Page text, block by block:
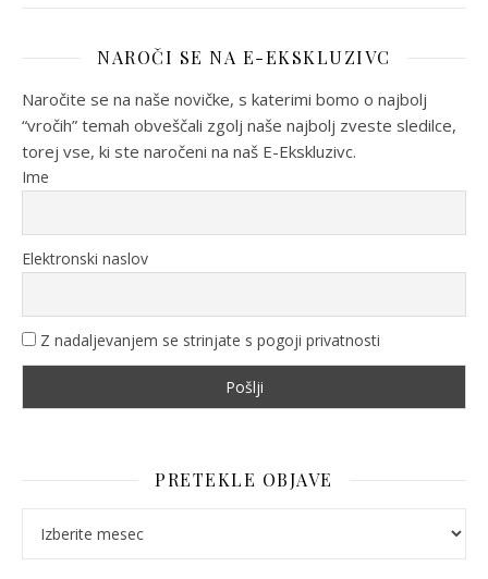
NAROČI SE NA E-EKSKLUZIVC
Naročite se na naše novičke, s katerimi bomo o najbolj
“vročih” temah obveščali zgolj naše najbolj zveste sledilce,
torej vse, ki ste naročeni na naš E-Ekskluzivc.
Ime
Elektronski naslov
Z nadaljevanjem se strinjate s pogoji privatnosti
PRETEKLE OBJAVE